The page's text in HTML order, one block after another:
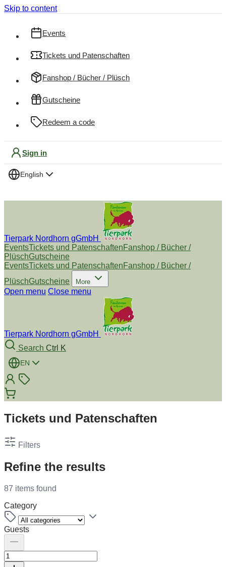
Skip to content
Events
Tickets und Patenschaften
Fanshop / Bücher / Plüsch
Gutscheine
Redeem a code
Sign in
English
Tierpark Nordhorn gGmbH
EventsTickets und PatenschaftenFanshop / Bücher /
PlüschGutscheine
EventsTickets und PatenschaftenFanshop / Bücher /
PlüschGutscheine More
Open menu Close menu
Tierpark Nordhorn gGmbH
Search Ctrl K
EN
Tickets und Patenschaften
Filters
Refine the results
87 items found
Category
Guests